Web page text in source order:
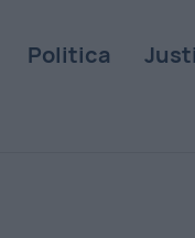
Politica